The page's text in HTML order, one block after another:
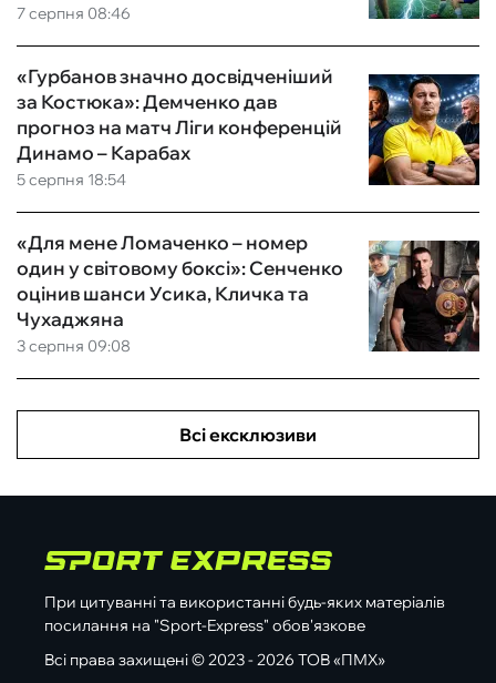
7 серпня 08:46
5 серпня 18:54
«Гурбанов значно досвідченіший
за Костюка»: Демченко дав
прогноз на матч Ліги конференцій
Динамо – Карабах
3 серпня 09:08
«Для мене Ломаченко – номер
один у світовому боксі»: Сенченко
оцінив шанси Усика, Кличка та
Чухаджяна
Всі ексклюзиви
При цитуванні та використанні будь-яких матеріалів
посилання на "Sport-Express" обов'язкове
Всі права захищені © 2023 - 2026 ТОВ «ПМХ»